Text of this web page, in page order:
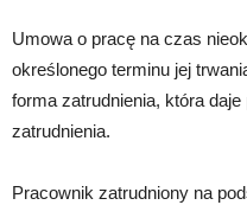
Umowa o pracę na czas
określonego terminu jej
forma zatrudnienia, która
zatrudnienia.
Pracownik zatrudniony na